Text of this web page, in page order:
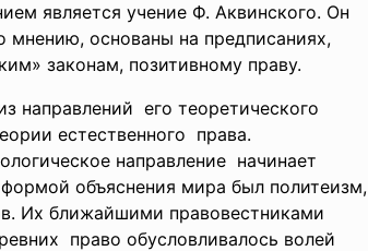
является учение Ф. Аквинского. Он
мнению, основаны на предписаниях,
законам, позитивному праву.
направлений его теоретического
естественного права.
направление начинает
объяснения мира был политеизм,
Их ближайшими правовестниками
право обусловливалось волей